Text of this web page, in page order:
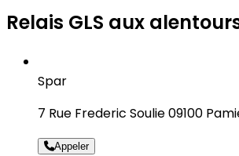
Relais GLS aux
Spar
7 Rue Frederic Soulie 09100
Appeler